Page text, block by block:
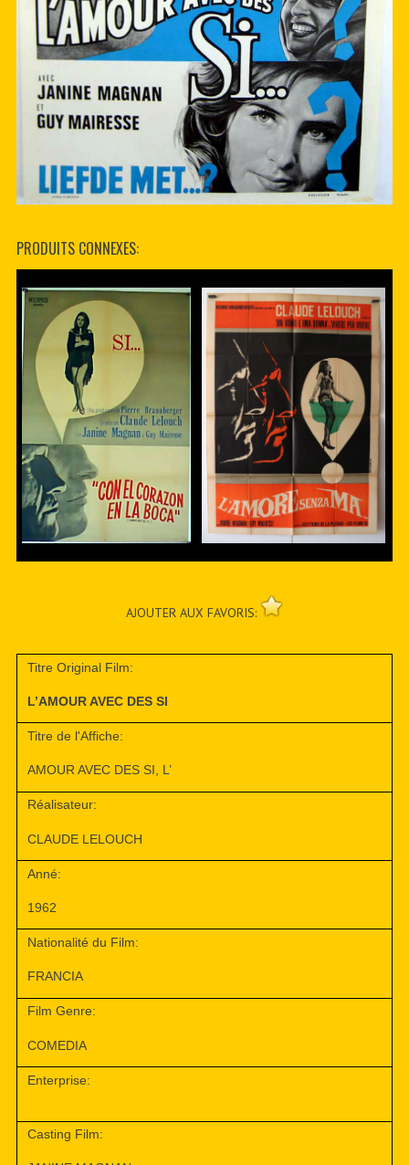
PRODUITS CONNEXES:
AJOUTER AUX FAVORIS:
Titre Original Film:
L’AMOUR AVEC DES SI
Titre de l'Affiche:
AMOUR AVEC DES SI, L’
Réalisateur:
CLAUDE LELOUCH
Anné:
1962
Nationalité du Film:
FRANCIA
Film Genre:
COMEDIA
Enterprise:
Casting Film: